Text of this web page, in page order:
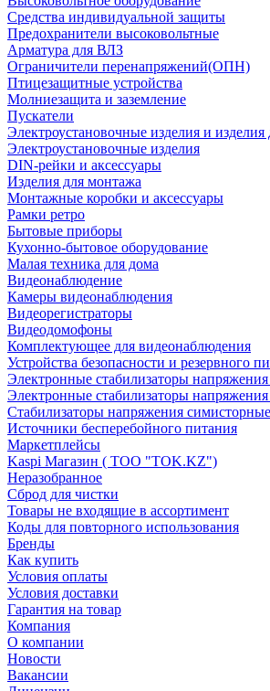
Средства индивидуальной защиты
Предохранители высоковольтные
Арматура для ВЛЗ
Ограничители перенапряжений(ОПН)
Птицезащитные устройства
Молниезащита и заземление
Пускатели
Электроустановочные изделия и изделия
Электроустановочные изделия
DIN-рейки и аксессуары
Изделия для монтажа
Монтажные коробки и аксессуары
Рамки ретро
Бытовые приборы
Кухонно-бытовое оборудование
Малая техника для дома
Видеонаблюдение
Камеры видеонаблюдения
Видеорегистраторы
Видеодомофоны
Комплектующее для видеонаблюдения
Устройства безопасности и резервного
Электронные стабилизаторы
Электронные стабилизаторы
Стабилизаторы напряжения
Источники бесперебойного питания
Маркетплейсы
Kaspi Магазин ( ТОО "TOK.KZ")
Неразобранное
Сброд для чистки
Товары не входящие в ассортимент
Коды для повторного использования
Бренды
Как купить
Условия оплаты
Условия доставки
Гарантия на товар
Компания
О компании
Новости
Вакансии